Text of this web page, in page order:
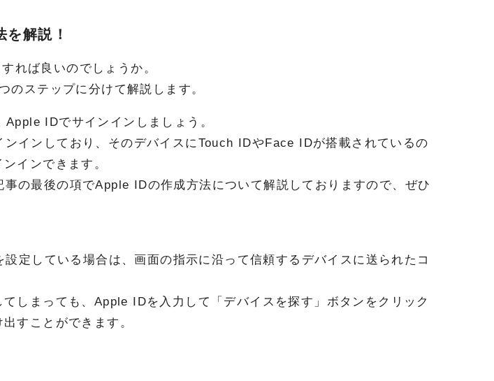
解説！
れば良いのでしょうか。
のステップに分けて解説します。
IDでサインインしましょう。
インしており、そのデバイスにTouch IDやFace IDが搭載されているの
インできます。
の最後の項でApple IDの作成方法について解説しておりますので、ぜひ
定している場合は、画面の指示に沿って信頼するデバイスに送られたコ
しまっても、Apple IDを入力して「デバイスを探す」ボタンをクリック
すことができます。